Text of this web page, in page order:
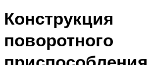
Конструкция
поворотного